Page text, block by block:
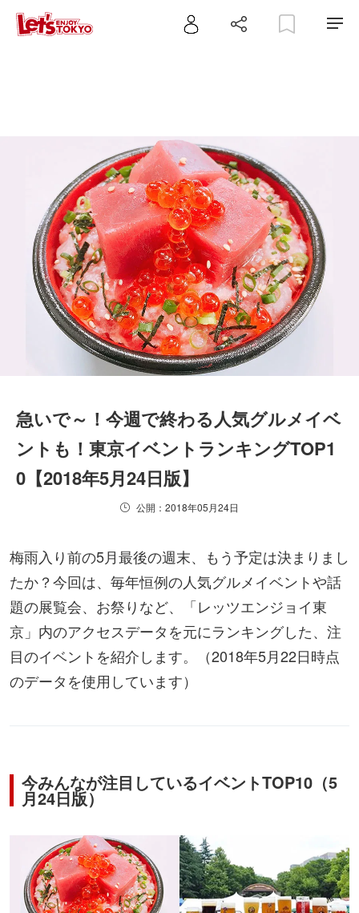
急いで～！今週で終わる人気グルメイベ
ントも！東京イベントランキングTOP1
0【2018年5月24日版】
公開：2018年05月24日
梅雨入り前の5月最後の週末、もう予定は決まりまし
たか？今回は、毎年恒例の人気グルメイベントや話
題の展覧会、お祭りなど、「レッツエンジョイ東
京」内のアクセスデータを元にランキングした、注
目のイベントを紹介します。（2018年5月22日時点
のデータを使用しています）
今みんなが注目しているイベントTOP10（5
月24日版）